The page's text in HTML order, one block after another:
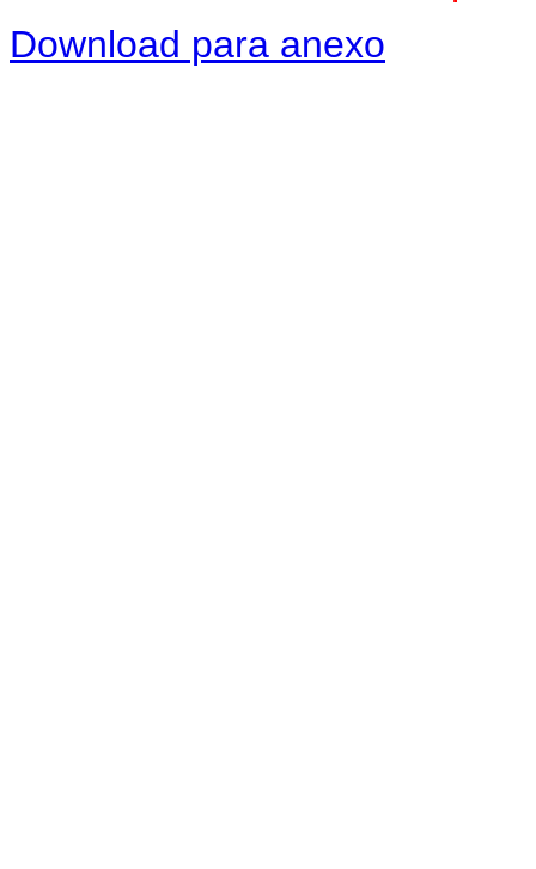
Download para anexo